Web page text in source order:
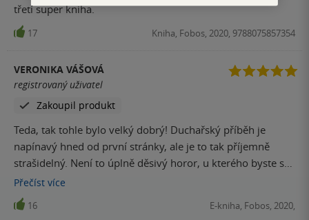
třetí super kniha.
17 Kniha, Fobos, 2020, 9788075857354
VERONIKA VÁŠOVÁ
registrovaný uživatel
Zakoupil produkt
Teda, tak tohle bylo velký dobrý! Duchařský příběh je
napínavý hned od první stránky, ale je to tak příjemně
strašidelný. Není to úplně děsivý horor, u kterého byste se
hrůzou nemohli nadechnout, ale i tak je to dechberoucí
počtení. Chování postav dává hlavu, zvraty jsem zase
nečekala a byl to opravdu strhující příběh. Prostě naprostá
Přečíst více
16 E-kniha, Fobos, 2020,